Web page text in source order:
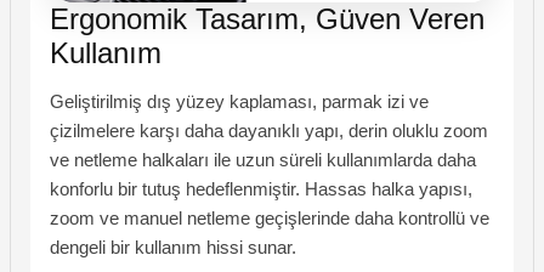
Ergonomik Tasarım, Güven Veren
Kullanım
Geliştirilmiş dış yüzey kaplaması, parmak izi ve
çizilmelere karşı daha dayanıklı yapı, derin oluklu zoom
ve netleme halkaları ile uzun süreli kullanımlarda daha
konforlu bir tutuş hedeflenmiştir. Hassas halka yapısı,
zoom ve manuel netleme geçişlerinde daha kontrollü ve
dengeli bir kullanım hissi sunar.